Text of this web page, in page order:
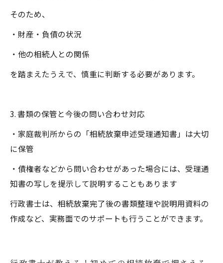
そのため、
・財産・負債の状況
・他の相続人との関係
を踏まえたうえで、慎重に判断する必要があります。
3. 書類の保管と今後の問い合わせ対応
・家庭裁判所からの「相続放棄申述受理通知書」は大切
に保管
・債権者などから問い合わせがあった場合には、受理通
知書の写しを提示して説明することもあります
行政書士は、相続放棄完了後の書類整理や説明用資料の
作成など、実務面でのサポートも行うことができます。